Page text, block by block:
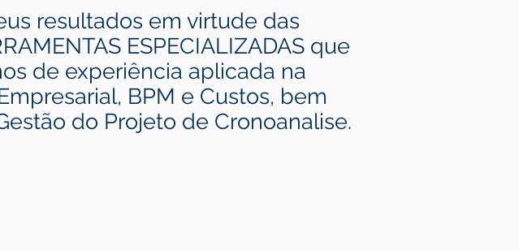
resultados em virtude das
ESPECIALIZADAS que
de experiência aplicada na
BPM e Custos, bem
do Projeto de Cronoanalise.